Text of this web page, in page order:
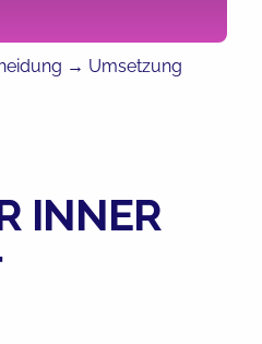
→ Umsetzung
INNER